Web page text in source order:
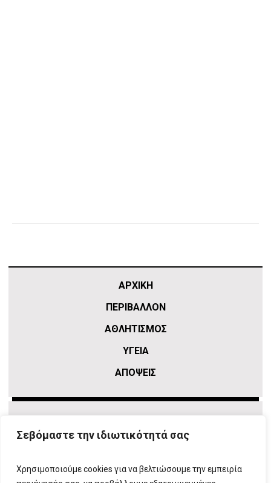
Σεβόμαστε την ιδιωτικότητά σας
Χρησιμοποιούμε cookies για να βελτιώσουμε την εμπειρία
ΑΡΧΙΚΗ
ΠΕΡΙΒΑΛΛΟΝ
ΑΘΛΗΤΙΣΜΌΣ
ΥΓΕΙΑ
ΑΠΟΨΕΙΣ